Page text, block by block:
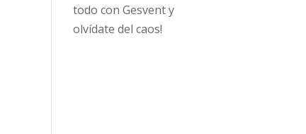
todo con Gesvent y
olvídate del caos!